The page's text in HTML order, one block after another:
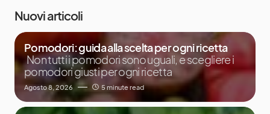
Nuovi articoli
Pomodori: guida alla scelta per ogni ricetta
Non tutti i pomodori sono uguali, e scegliere i
pomodori giusti per ogni ricetta
Agosto 8, 2026 5 minute read